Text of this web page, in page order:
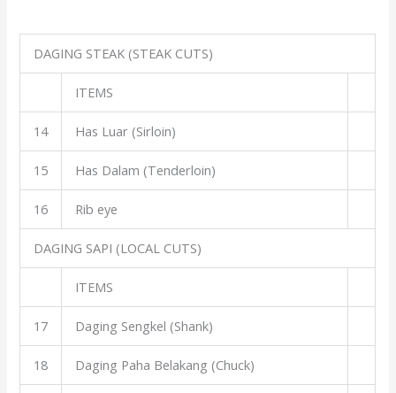
DAGING STEAK (STEAK CUTS)
ITEMS
14 Has Luar (Sirloin)
15 Has Dalam (Tenderloin)
16 Rib eye
DAGING SAPI (LOCAL CUTS)
ITEMS
17 Daging Sengkel (Shank)
18 Daging Paha Belakang (Chuck)